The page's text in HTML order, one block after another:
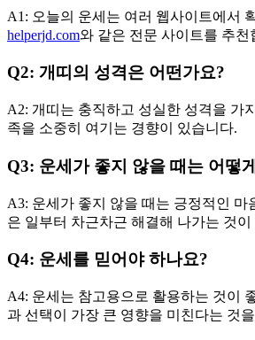
A1: 오늘의 운세는 여러 웹사이트에서
helperjd.com와 같은 전문 사이트를 추천
Q2: 개띠의 성격은 어떤가요?
A2: 개띠는 충직하고 성실한 성격을 가
족을 소중히 여기는 경향이 있습니다.
Q3: 운세가 좋지 않을 때는 어떻
A3: 운세가 좋지 않을 때는 긍정적인 마
은 일부터 차근차근 해결해 나가는 것이
Q4: 운세를 믿어야 하나요?
A4: 운세는 참고용으로 활용하는 것이
과 선택이 가장 큰 영향을 미친다는 것